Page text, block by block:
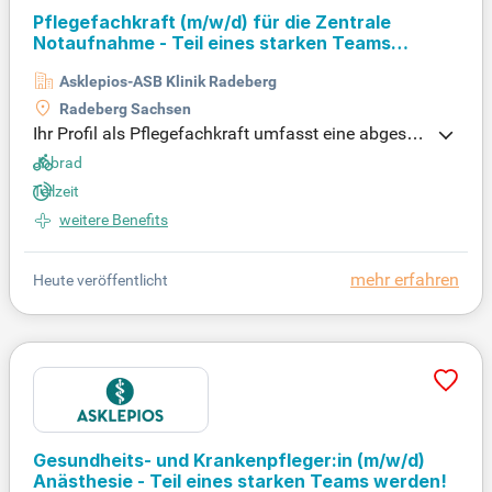
Pflegefachkraft (m/w/d) für die Zentrale
Notaufnahme - Teil eines starken Teams
Asklepios-ASB Klinik Radeberg
Radeberg Sachsen
Ihr Profil als Pflegefachkraft umfasst eine abgesch
lossene Ausbildung sowie idealerweise Erfahrung i
n der patientenorientierten Betreuung. Empathie un
d Verständnis gegenüber Patient:innen und Angeh
örigen sind für uns essenziell. Eine Fachweiterbildu
ng in Notfallpflege sowie Kenntnisse in MS Word u
nd SAP-ISGH sind von Vorteil. Eigenverantwortung,
Engagement und organisatorisches Talent zeichne
n Sie aus. Sie arbeiten flexibel im Dreischichtdiens
t, auch an Wochenenden und Feiertagen, und unter
stützen unser interdisziplinäres Team in der Notauf
nahme. Zu Ihren Aufgaben gehören die Dokument
ation im M-KIS und die Mitgestaltung moderner Pfl
egeprozesse für eine optimale Patient:innenversor
gung.
Jobrad
Teilzeit
weitere Benefits
mehr erfahren
Heute veröffentlicht
Gesundheits- und Krankenpfleger:in (m/w/d)
Anästhesie - Teil eines starken Teams werden!